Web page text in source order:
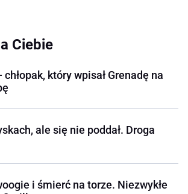
Ciebie
który wpisał Grenadę na
ale się nie poddał. Droga
i śmierć na torze. Niezwykłe